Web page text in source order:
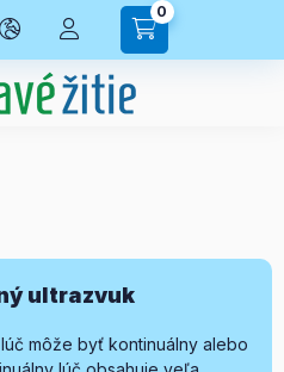
0
ultrazvuk
môže byť kontinuálny alebo